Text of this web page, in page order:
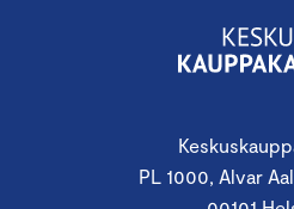
PL 1000, Alvar